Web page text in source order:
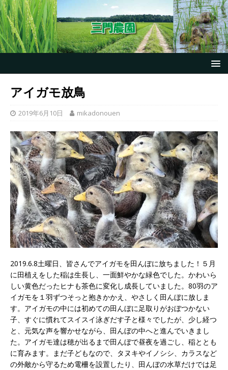
アイガモ放鳥
2019年6月10日 mikadonouen
2019.6.8土曜日、皆さんでアイガモを田んぼに放ちました！５月
に田植えをした稲は生長し、一面鮮やかな緑色でした。かわいら
しい黄色だったヒナも茶色に変化し成長していました。80羽のア
イガモを１羽ずつそっと抱きかかえ、やさしく田んぼに放しま
す。アイガモの中には初めての田んぼに足取りがおぼつかない
子、すぐに慣れてスイスイ泳ぎだす子と様々でしたが、少し経つ
と、元気な声を響かせながら、田んぼの中へと進んでいきまし
た。アイガモ達は穂が出るまで田んぼで昼夜を過ごし、稲ととも
に育みます。まだ子どもなので、タヌキやイノシシ、カラスなど
の外敵から守るため電柵を設置したり、田んぼの水草だけでは足